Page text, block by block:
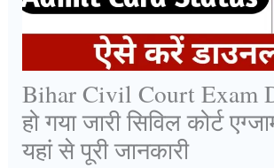
Bihar Civil Court Exam
हो गया जारी सिविल कोर्ट
यहां से पूरी जानकारी